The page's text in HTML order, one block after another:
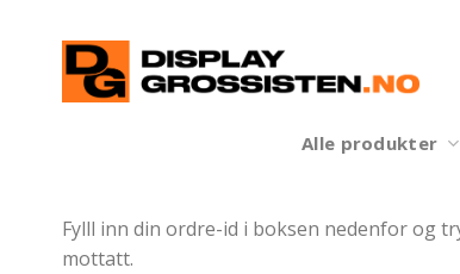
content
Alle produkter
Fylll inn din ordre-id i boksen nedenfor og
mottatt.